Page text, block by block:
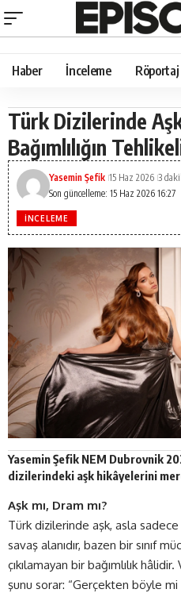
Haber İnceleme Röportaj
Türk Dizilerinde
Bağımlılığın
Son güncelleme: 15 Haz 2026 16:27
Yasemin Şefik 15 Haz 2026 3
İNCELEME
Yasemin Şefik NEM Dubrovnik
dizilerindeki aşk hikâyelerini
Aşk mı, Dram mı?
Türk dizilerinde aşk, asla
savaş alanıdır, bazen bir sınıf
çıkılamayan bir bağımlılık
şunu sorar: “Gerçekten böyle